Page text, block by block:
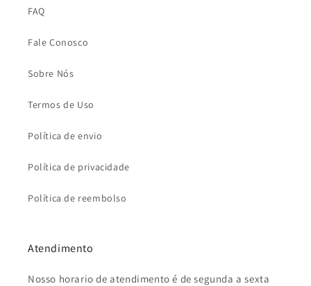
FAQ
Fale Conosco
Sobre Nós
Termos de Uso
Política de envio
Política de privacidade
Política de reembolso
Atendimento
Nosso horario de atendimento é de segunda a sexta